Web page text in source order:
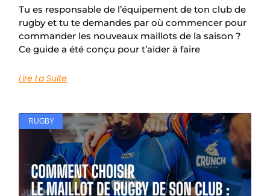
Tu es responsable de l’équipement de ton club de
rugby et tu te demandes par où commencer pour
commander les nouveaux maillots de la saison ?
Ce guide a été conçu pour t’aider à faire
Lire La Suite
RUGBY